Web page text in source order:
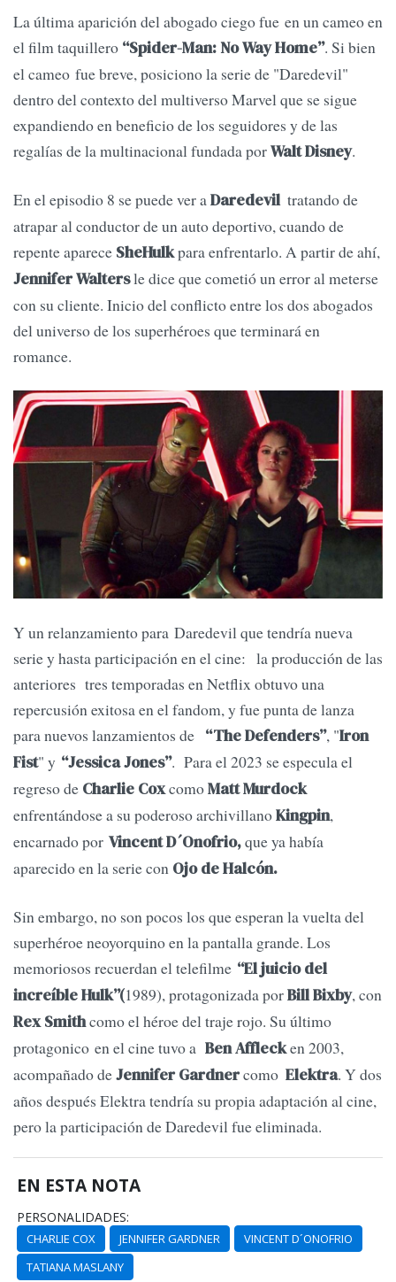
La última aparición del abogado ciego fue en un cameo en
el film taquillero “Spider-Man: No Way Home”. Si bien
el cameo fue breve, posiciono la serie de "Daredevil"
dentro del contexto del multiverso Marvel que se sigue
expandiendo en beneficio de los seguidores y de las
regalías de la multinacional fundada porWalt Disney.
En el episodio 8 se puede ver aDaredevil tratando de
atrapar al conductor de un auto deportivo, cuando de
repente aparece SheHulkpara enfrentarlo. A partir de ahí,
Jennifer Waltersle dice que cometió un error al meterse
con su cliente. Inicio del conflicto entre los dos abogados
del universo de los superhéroes que terminará en
romance.
Y un relanzamiento para Daredevil que tendría nueva
serie y hasta participación en el cine: la producción de las
anteriores tres temporadas en Netflix obtuvo una
repercusión exitosa en el fandom, y fue punta de lanza
para nuevos lanzamientos de “The Defenders”, "Iron
Fist" y “Jessica Jones”. Para el 2023 se especula el
regreso de Charlie CoxcomoMatt Murdock
enfrentándose a su poderoso archivillanoKingpin,
encarnado por Vincent D´Onofrio,que ya había
aparecido en la serie con Ojo de Halcón.
Sin embargo, no son pocos los que esperan la vuelta del
superhéroe neoyorquino en la pantalla grande. Los
memoriosos recuerdan el telefilme “El juicio del
increíble Hulk”(1989), protagonizada porBill Bixby, con
Rex Smithcomo el héroe del traje rojo. Su último
protagonico en el cine tuvo a Ben Afflecken 2003,
acompañado deJennifer Gardnercomo Elektra. Y dos
años después Elektra tendría su propia adaptación al cine,
pero la participación de Daredevil fue eliminada.
EN ESTA NOTA
PERSONALIDADES:
CHARLIE COX JENNIFER GARDNER
VINCENT D´ONOFRIO
TATIANA MASLANY